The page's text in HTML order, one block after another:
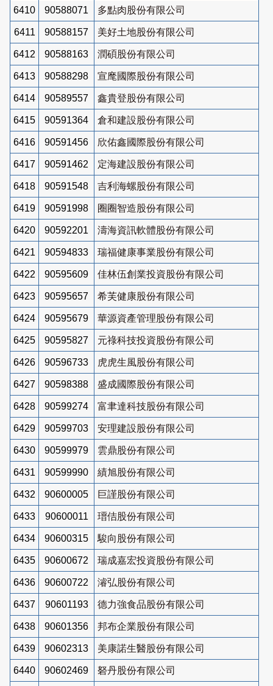
6410 90588071 多點肉股份有限公司
6411 90588157 美好土地股份有限公司
6412 90588163 潤碩股份有限公司
6413 90588298 宣麾國際股份有限公司
6414 90589557 鑫貴登股份有限公司
6415 90591364 倉和建設股份有限公司
6416 90591456 欣佑鑫國際股份有限公司
6417 90591462 定海建設股份有限公司
6418 90591548 吉利海螺股份有限公司
6419 90591998 圈圈智造股份有限公司
6420 90592201 濤海資訊軟體股份有限公司
6421 90594833 瑞福健康事業股份有限公司
6422 90595609 佳林伍創業投資股份有限公司
6423 90595657 希芙健康股份有限公司
6424 90595679 華源資產管理股份有限公司
6425 90595827 元祿科技投資股份有限公司
6426 90596733 虎虎生風股份有限公司
6427 90598388 盛成國際股份有限公司
6428 90599274 富聿達科技股份有限公司
6429 90599703 安理建設股份有限公司
6430 90599979 雲鼎股份有限公司
6431 90599990 績旭股份有限公司
6432 90600005 巨謹股份有限公司
6433 90600011 瑨佶股份有限公司
6434 90600315 駿向股份有限公司
6435 90600672 瑞成嘉宏投資股份有限公司
6436 90600722 濬弘股份有限公司
6437 90601193 德力強食品股份有限公司
6438 90601356 邦布企業股份有限公司
6439 90602313 美康諾生醫股份有限公司
6440 90602469 砮丹股份有限公司